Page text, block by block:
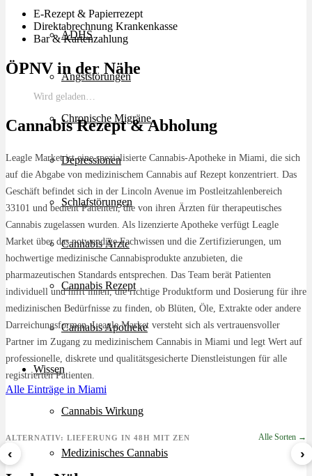
ADHS
Angststörungen
Chronische Migräne
Depressionen
Schlafstörungen
Cannabis Ärzte
Cannabis Rezept
Cannabis Apotheke
Wissen
Cannabis Wirkung
Medizinisches Cannabis
E-Rezept & Papierrezept
Direktabrechnung Krankenkasse
Bar & Kartenzahlung
ÖPNV in der Nähe
Wird geladen…
Cannabis Rezept & Abholung
Leagle Market ist eine spezialisierte Cannabis-Apotheke in Miami, die sich
auf die Abgabe von medizinischem Cannabis auf Rezept konzentriert. Das
Geschäft befindet sich in der Lincoln Avenue im Postleitzahlenbereich
33101 und bedient Patienten, die von ihren Ärzten für therapeutisches
Cannabis zugelassen wurden. Als lizenzierte Apotheke verfügt Leagle
Market über das notwendige Fachwissen und die Zertifizierungen, um
hochwertige medizinische Cannabisprodukte anzubieten, die
pharmazeutischen Standards entsprechen. Das Team berät Patienten
individuell und hilft ihnen, die richtige Produktform und Dosierung für ihre
medizinischen Bedürfnisse zu finden, ob Blüten, Öle, Extrakte oder andere
Darreichungsformen. Leagle Market versteht sich als vertrauensvoller
Partner im Zugang zu medizinischem Cannabis in Miami und legt Wert auf
professionelle, diskrete und qualitätsgesicherte Dienstleistungen für alle
registrierten Patienten.
Alle Einträge in Miami
ALTERNATIV: LIEFERUNG IN 48H MIT ZEN Alle Sorten →
‹
Sour Mintz Haze
›